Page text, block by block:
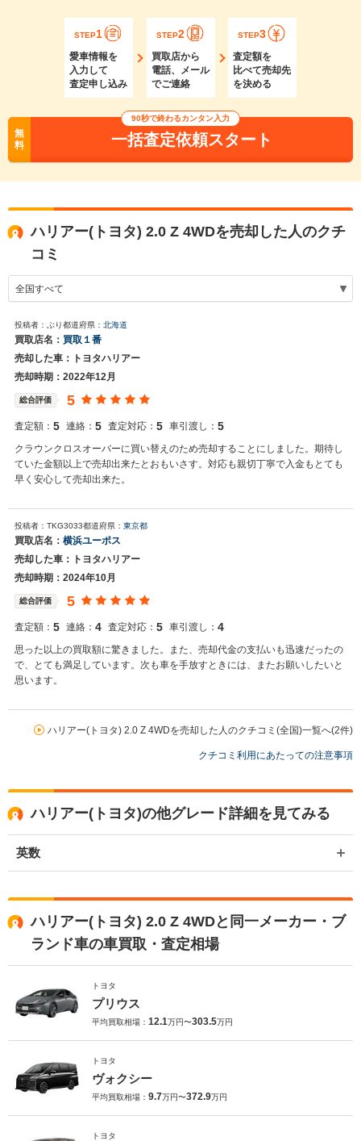
STEP1
愛車情報を
入力して
査定申し込み
STEP2
買取店から
電話、メール
でご連絡
STEP3
査定額を
比べて売却先
を決める
無
料
90秒で終わるカンタン入力
一括査定依頼スタート
ハリアー(トヨタ) 2.0 Z 4WDを売却した人のクチ
コミ
投稿者：ぶり都道府県： 北海道
買取店名： 買取１番
売却した車：トヨタハリアー
売却時期：2022年12月
総合評価 5
査定額： 5 連絡： 5 査定対応： 5 車引渡し： 5
クラウンクロスオーバーに買い替えのため売却することにしました。期待し
ていた金額以上で売却出来たとおもいさす。対応も親切丁寧で入金もとても
早く安心して売却出来た。
投稿者：TKG3033都道府県： 東京都
買取店名： 横浜ユーポス
売却した車：トヨタハリアー
売却時期：2024年10月
総合評価 5
査定額： 5 連絡： 4 査定対応： 5 車引渡し： 4
思った以上の買取額に驚きました。また、売却代金の支払いも迅速だったの
で、とても満足しています。次も車を手放すときには、またお願いしたいと
思います。
ハリアー(トヨタ) 2.0 Z 4WDを売却した人のクチコミ(全国)一覧へ(2件)
クチコミ利用にあたっての注意事項
ハリアー(トヨタ)の他グレード詳細を見てみる
英数
ハリアー(トヨタ) 2.0 Z 4WDと同一メーカー・ブ
ランド車の車買取・査定相場
トヨタ
プリウス
平均買取相場： 12.1万円〜303.5万円
トヨタ
ヴォクシー
平均買取相場： 9.7万円〜372.9万円
トヨタ